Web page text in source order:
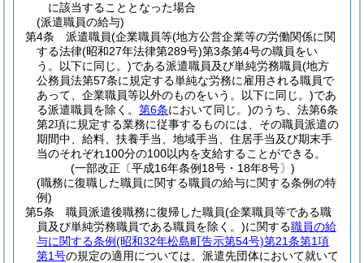
に該当することとなった場合
(派遣職員の給与)
第4条
派遣職員(企業職員等(地方公営企業等の労働関係に関
する法律(昭和27年法律第289号)第3条第4号の職員をい
う。以下に同じ。)である派遣職員及び単純労務職員(地方
公務員法第57条に規定する単純な労務に雇用される職員で
あって、企業職員等以外のものをいう。以下に同じ。)であ
る派遣職員を除く。 第6条において同じ。)のうち、法第6条
第2項に規定する業務に従事するものには、その職員派遣の
期間中、給料、扶養手当、地域手当、住居手当及び期末手
当のそれぞれ100分の100以内を支給することができる。
(一部改正〔平成16年条例18号・18年8号〕)
(職務に復職した職員に関する職員の給与に関する条例の特
例)
第5条
職員派遣後職務に復帰した職員(企業職員等である職
員及び単純労務職員である職員を除く。)に関する職員の給
与に関する条例(昭和32年松島町告示第54号)第21条第1項
第1号の規定の適用については、派遣先団体において就いて